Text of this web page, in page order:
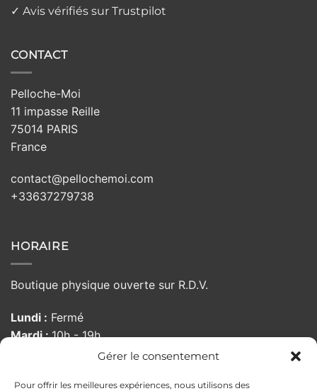
Gérer le consentement
Pour offrir les meilleures expériences, nous utilisons des
✓ Avis vérifiés sur Trustpilot
CONTACT
Pelloche-Moi
11 impasse Reille
75014 PARIS
France
contact@pellochemoi.com
+33637279738
HORAIRE
Boutique physique ouverte sur R.D.V.
Lundi : Fermé
Mardi :10h - 19h
10h - 19h
Vendredi :10:00 - 19h